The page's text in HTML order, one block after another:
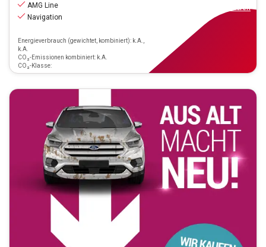
AMG Line
Navigation
Energieverbrauch (gewichtet, kombiniert): k.A.,
k.A.
CO₂-Emissionen kombiniert: k.A.
CO₂-Klasse:
finanzieren